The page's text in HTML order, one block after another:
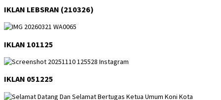
IKLAN LEBSRAN (210326)
IKLAN 101125
IKLAN 051225